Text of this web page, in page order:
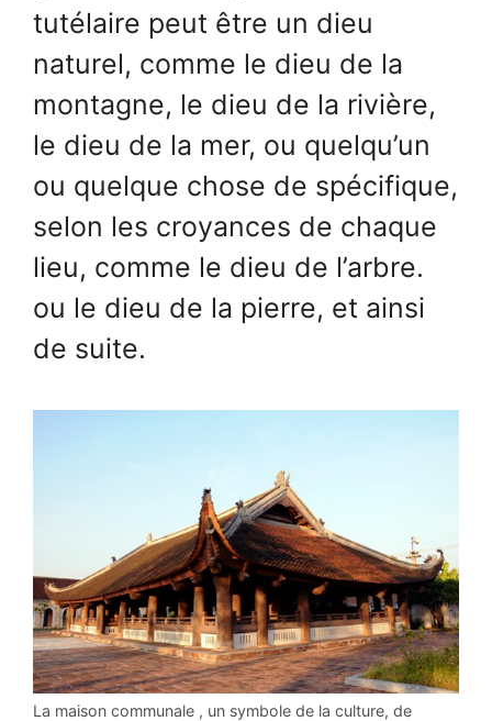
tutélaire peut être un dieu
naturel, comme le dieu de la
montagne, le dieu de la rivière,
le dieu de la mer, ou quelqu’un
ou quelque chose de spécifique,
selon les croyances de chaque
lieu, comme le dieu de l’arbre.
ou le dieu de la pierre, et ainsi
de suite.
La maison communale , un symbole de la culture, de